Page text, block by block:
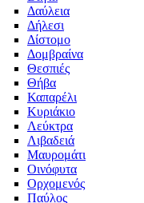
Δαύλεια
Δήλεσι
Δίστομο
Δομβραίνα
Θεσπιές
Θήβα
Καπαρέλι
Κυριάκιο
Λεύκτρα
Λιβαδειά
Μαυρομάτι
Οινόφυτα
Ορχομενός
Παύλος